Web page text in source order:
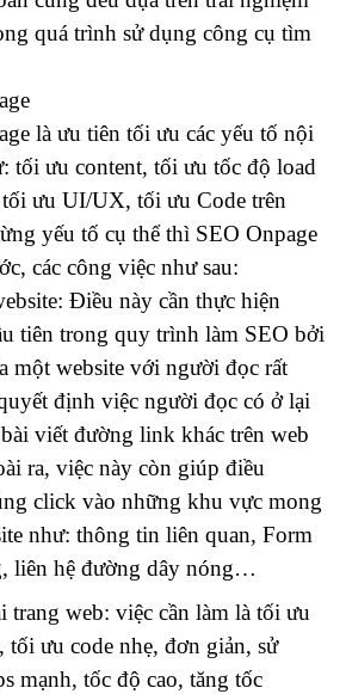
quá trình sử dụng công cụ tìm
là ưu tiên tối ưu các yếu tố nội
tối ưu content, tối ưu tốc độ load
ưu UI/UX, tối ưu Code trên
yếu tố cụ thể thì SEO Onpage
các công việc như sau:
Điều này cần thực hiện
tiên trong quy trình làm SEO bởi
một website với người đọc rất
định việc người đọc có ở lại
viết đường link khác trên web
ra, việc này còn giúp điều
click vào những khu vực mong
như: thông tin liên quan, Form
liên hệ đường dây nóng…
trang web: việc cần làm là tối ưu
tối ưu code nhẹ, đơn giản, sử
mạnh, tốc độ cao, tăng tốc